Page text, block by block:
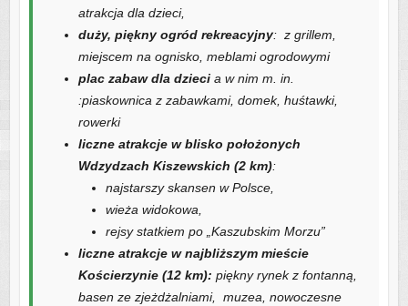
atrakcja dla dzieci,
duży, piękny ogród rekreacyjny: z grillem,
miejscem na ognisko, meblami ogrodowymi
plac zabaw dla dziecia w nim m. in.
:piaskownica z zabawkami, domek, huśtawki,
rowerki
liczne atrakcje w blisko położonych
Wdzydzach Kiszewskich (2 km):
najstarszy skansen w Polsce,
wieża widokowa,
rejsy statkiem po „Kaszubskim Morzu”
liczne atrakcje w najbliższym mieście
Kościerzynie (12 km): piękny rynek z fontanną,
basen ze zjeżdżalniami, muzea, nowoczesne